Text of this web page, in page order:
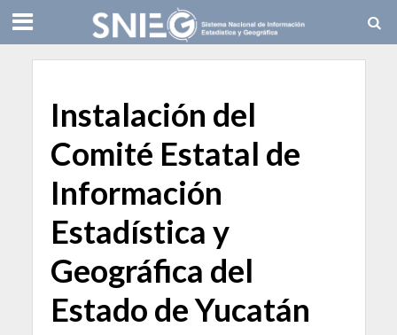
Instalación del
Comité Estatal de
Información
Estadística y
Geográfica del
Estado de Yucatán